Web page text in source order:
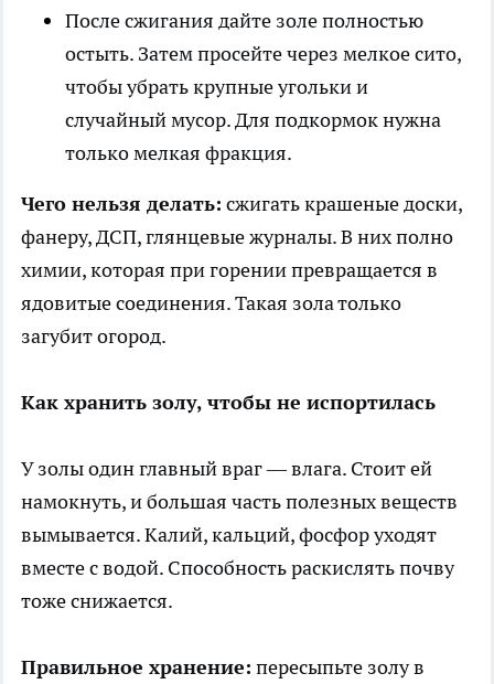
После сжигания дайте золе полностью
остыть. Затем просейте через мелкое сито,
чтобы убрать крупные угольки и
случайный мусор. Для подкормок нужна
только мелкая фракция.
Чего нельзя делать: сжигать крашеные доски,
фанеру, ДСП, глянцевые журналы. В них полно
химии, которая при горении превращается в
ядовитые соединения. Такая зола только
загубит огород.
Как хранить золу, чтобы не испортилась
У золы один главный враг — влага. Стоит ей
намокнуть, и большая часть полезных веществ
вымывается. Калий, кальций, фосфор уходят
вместе с водой. Способность раскислять почву
тоже снижается.
Правильное хранение: пересыпьте золу в